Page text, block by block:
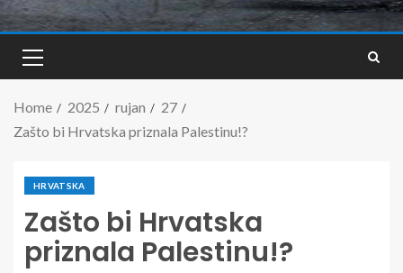
Home 2025 rujan
27
Zašto bi Hrvatska priznala Palestinu!?
HRVATSKA
Zašto bi Hrvatska
priznala Palestinu!?